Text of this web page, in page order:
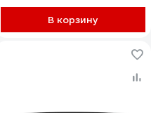
В корзину